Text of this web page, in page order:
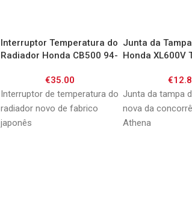
Interruptor Temperatura do
Radiador Honda CB500 94-
CBF600 04-07/ CBR600F
87-05/ CBR900RR 92-01/
CBR1000F 93-99/
CBR1100XX 97-00 /
ST1100 90-01/ VFR750 86-
€35.00
Interruptor de temperatura do
radiador novo de fabrico
japonês
Junta da
Honda XL600V
XRV750 Africa
VT600 Shadow
€
Junta da tampa
nova da
Athena